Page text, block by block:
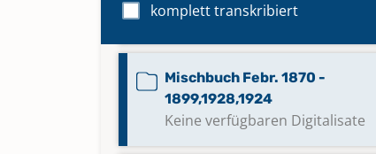
komplett transkribiert
Mischbuch Apr. 1764 - 1816
Mischbuch Febr. 1870 -
1899,1928,1924
Keine verfügbaren Digitalisate